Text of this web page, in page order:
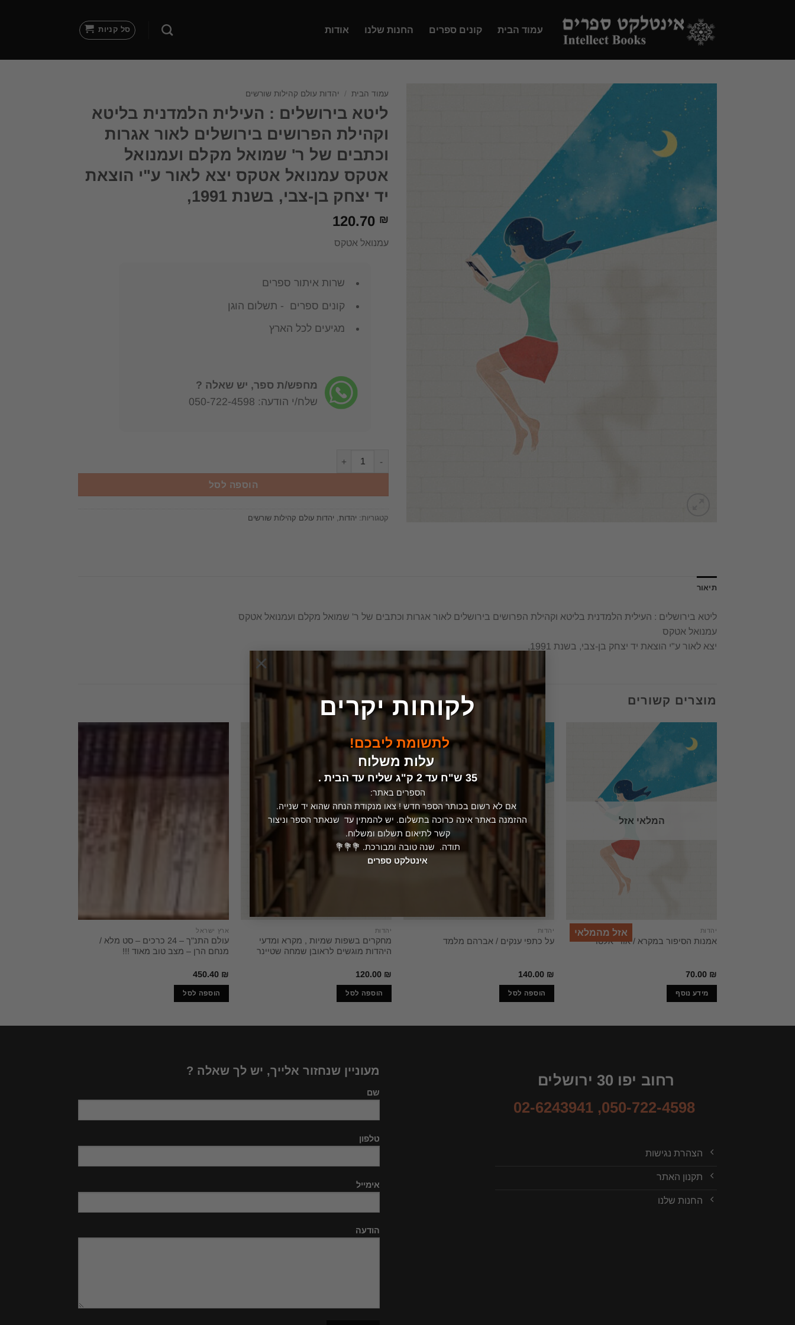
לקוחות יקרים
לתשומת ליבכם!
עלות משלוח
35 ש"ח עד 2 ק"ג שליח עד הבית .
הספרים באתר:
אם לא רשום בכותר הספר חדש ! צאו מנקודת הנחה שהוא יד שנייה.
ההזמנה באתר אינה כרוכה בתשלום. יש להמתין עד שנאתר הספר וניצור
קשר לתיאום תשלום ומשלוח.
תודה. שנה טובה ומבורכת. 💐💐💐
אינטלקט ספרים
×
עמוד הבית קונים ספרים החנות שלנו אודות סל קניות
עמוד הבית / יהדות עולם קהילות שורשים
ליטא בירושלים : העילית הלמדנית בליטא
וקהילת הפרושים בירושלים לאור אגרות
וכתבים של ר' שמואל מקלם ועמנואל
אטקס עמנואל אטקס יצא לאור ע"י הוצאת
יד יצחק בן-צבי, בשנת 1991,
120.70 ₪
עמנואל אטקס
שרות איתור ספרים
קונים ספרים - תשלום הוגן
מגיעים לכל הארץ
מחפש/ת ספר, יש שאלה ?
שלח/י הודעה: 050-722-4598
כמות של ליטא בירושלים : העילית הלמדנית בליטא וקהילת הפרושים בירושלים לאור אגרות וכתבים של
הוספה לסל
קטגוריות: יהדות, יהדות עולם קהילות שורשים
תיאור
ליטא בירושלים : העילית הלמדנית בליטא וקהילת הפרושים בירושלים לאור אגרות וכתבים של ר' שמואל מקלם ועמנואל אטקס
עמנואל אטקס
יצא לאור ע"י הוצאת יד יצחק בן-צבי, בשנת 1991,
מוצרים קשורים
המלאי אזל
אזל מהמלאי יהדות
אמנות הסיפור במקרא / אורי אלטר
70.00 ₪
מידע נוסף
יהדות
על כתפי ענקים / אברהם מלמד
140.00 ₪
הוספה לסל
יהדות
מחקרים בשפות שמיות , מקרא ומדעי
היהדות מוגשים לראובן שמחה שטיינר
120.00 ₪
הוספה לסל
ארץ ישראל
עולם התנ"ך – 24 כרכים – סט מלא /
מנחם הרן – מצב טוב מאוד !!!
450.40 ₪
הוספה לסל
רחוב יפו 30 ירושלים
050-722-4598
,
02-6243941
הצהרת נגישות
תקנון האתר
החנות שלנו
מעוניין שנחזור אלייך, יש לך שאלה ?
שם
טלפון
אימייל
הודעה